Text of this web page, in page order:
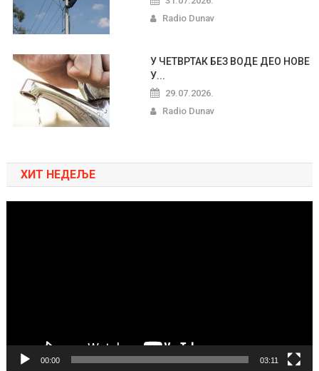
Radio Dunav
У ЧЕТВРТАК БЕЗ ВОДЕ ДЕО НОВЕ
У...
29.07.2026.
Radio Dunav
ХИТ НЕДЕЉЕ
00:00 03:11